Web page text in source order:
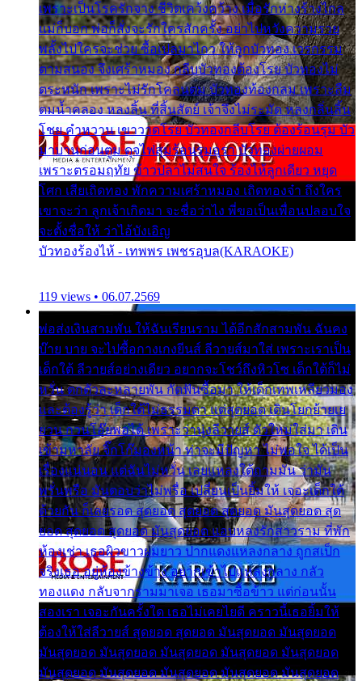
เพราะเป็นโรครักจาง ชีวิตเคว้งคว้าง เมื่อรักห่างร้างไกล
แม่ก็บอก พ่อก็สั่งจะรักใครสักครั้ง อย่าไปหวังความรวย
พลั้งไปใครจะช่วย ซื้อเปลมาไกว ให้ลูกบัวทอง เวรกรรม
ตามสนอง จึงเศร้าหมอง กลีบบัวทองต้องโรย บัวทองไม่
ตระหนัก เพราะไม่รักโคลนตม บัวทองท้องกลม เพราะลืม
ตมน้ำคลอง หลงลิ้น ที่สิ้นสัตย์ เจ้าจึงไม่ระมัด หลงกลิ่นลิ้น
โชย คำหวาน เขาวาดโรย บัวทองกลีบโรย ต้องร้อนรุม บัว
มาบานก่อนตูม ดุจไฟสุมร้อนรุมอุรา บัวทองผ่ายผอม
เพราะตรอมฤทัย ข้าวปลาไม่สนใจ ร้องไห้ลูกเดียว หยุด
โศก เสียเถิดทอง พักความเศร้าหมอง เถิดทองจ๋า ถึงใคร
เขาจะว่า ลูกเจ้าเกิดมา จะชื่อว่าไง พี่ขอเป็นเพื่อนปลอบใจ
จะตั้งชื่อให้ ว่าไอ้บังเอิญ
บัวทองร้องไห้ - เทพพร เพชรอุบล(KARAOKE)
119 views • 06.07.2569
พ่อส่งเงินสามพัน ให้ฉันเรียนราม ได้อีกสักสามพัน ฉันคง
บ๊าย บาย จะไปซื้อกางเกงยีนส์ ลีวายส์มาใส่ เพราะเราเป็น
เด็กใต้ ลีวายส์อย่างเดียว อยากจะโชว์ถึงหิวโซ เด็กใต้ก็ไม่
หวั่น ตกตัวละหลายพัน กัดฟันซื้อมา ให้เด็กเทพเหลียวมอง
และต้องรู้ว่า เด็กใต้ไม่ธรรมดา แต่สุดยอด เดินโยกย้ายเย
ยวน กวนโอ๊ยพอได้ เพราะว่านุ่งลีวายส์ ตัวใหม่ใส่มา เดิน
เข้ามหาลัย จิ๊กโก๊มองหน้า ท่าจะมีปัญหา ไม่พอใจ ได้เป็น
เรื่องแน่นอน แต่ฉันไม่หวั่น เลยแหลงใต้ถามมัน ว่ามัน
พรั่นพรือ มันตอบว่าไม่พรื่อ เปลี่ยนเป็นยิ้มให้ เจอะเด็กใต้
ด้วยกัน ก็เลยรอด สุดยอด สุดยอด สุดยอด มันสุดยอด สุด
ยอด สุดยอด สุดยอด มันสุดยอด แอบหลงรักสาวราม ที่พัก
ห้องเช่า เธอผิวขาวผมยาว ปากแดงแหลงกลาง ถูกสเป็ก
จริงเธอ อยู่ห้องข้างข้าง อยากเข้าไปแหลงกลาง กลัว
ทองแดง กลับจากรามมาเจอ เธอมาซื้อข้าว แต่ก่อนนั้น
สองเรา เจอะกันครั้งใด เธอไม่เคยไยดี คราวนี้เธอยิ้มให้
ต้องให้ใส่ลีวายส์ สุดยอด สุดยอด มันสุดยอด มันสุดยอด
มันสุดยอด มันสุดยอด มันสุดยอด มันสุดยอด มันสุดยอด
มันสุดยอด มันสุดยอด มันสุดยอด มันสุดยอด มันสุดยอด